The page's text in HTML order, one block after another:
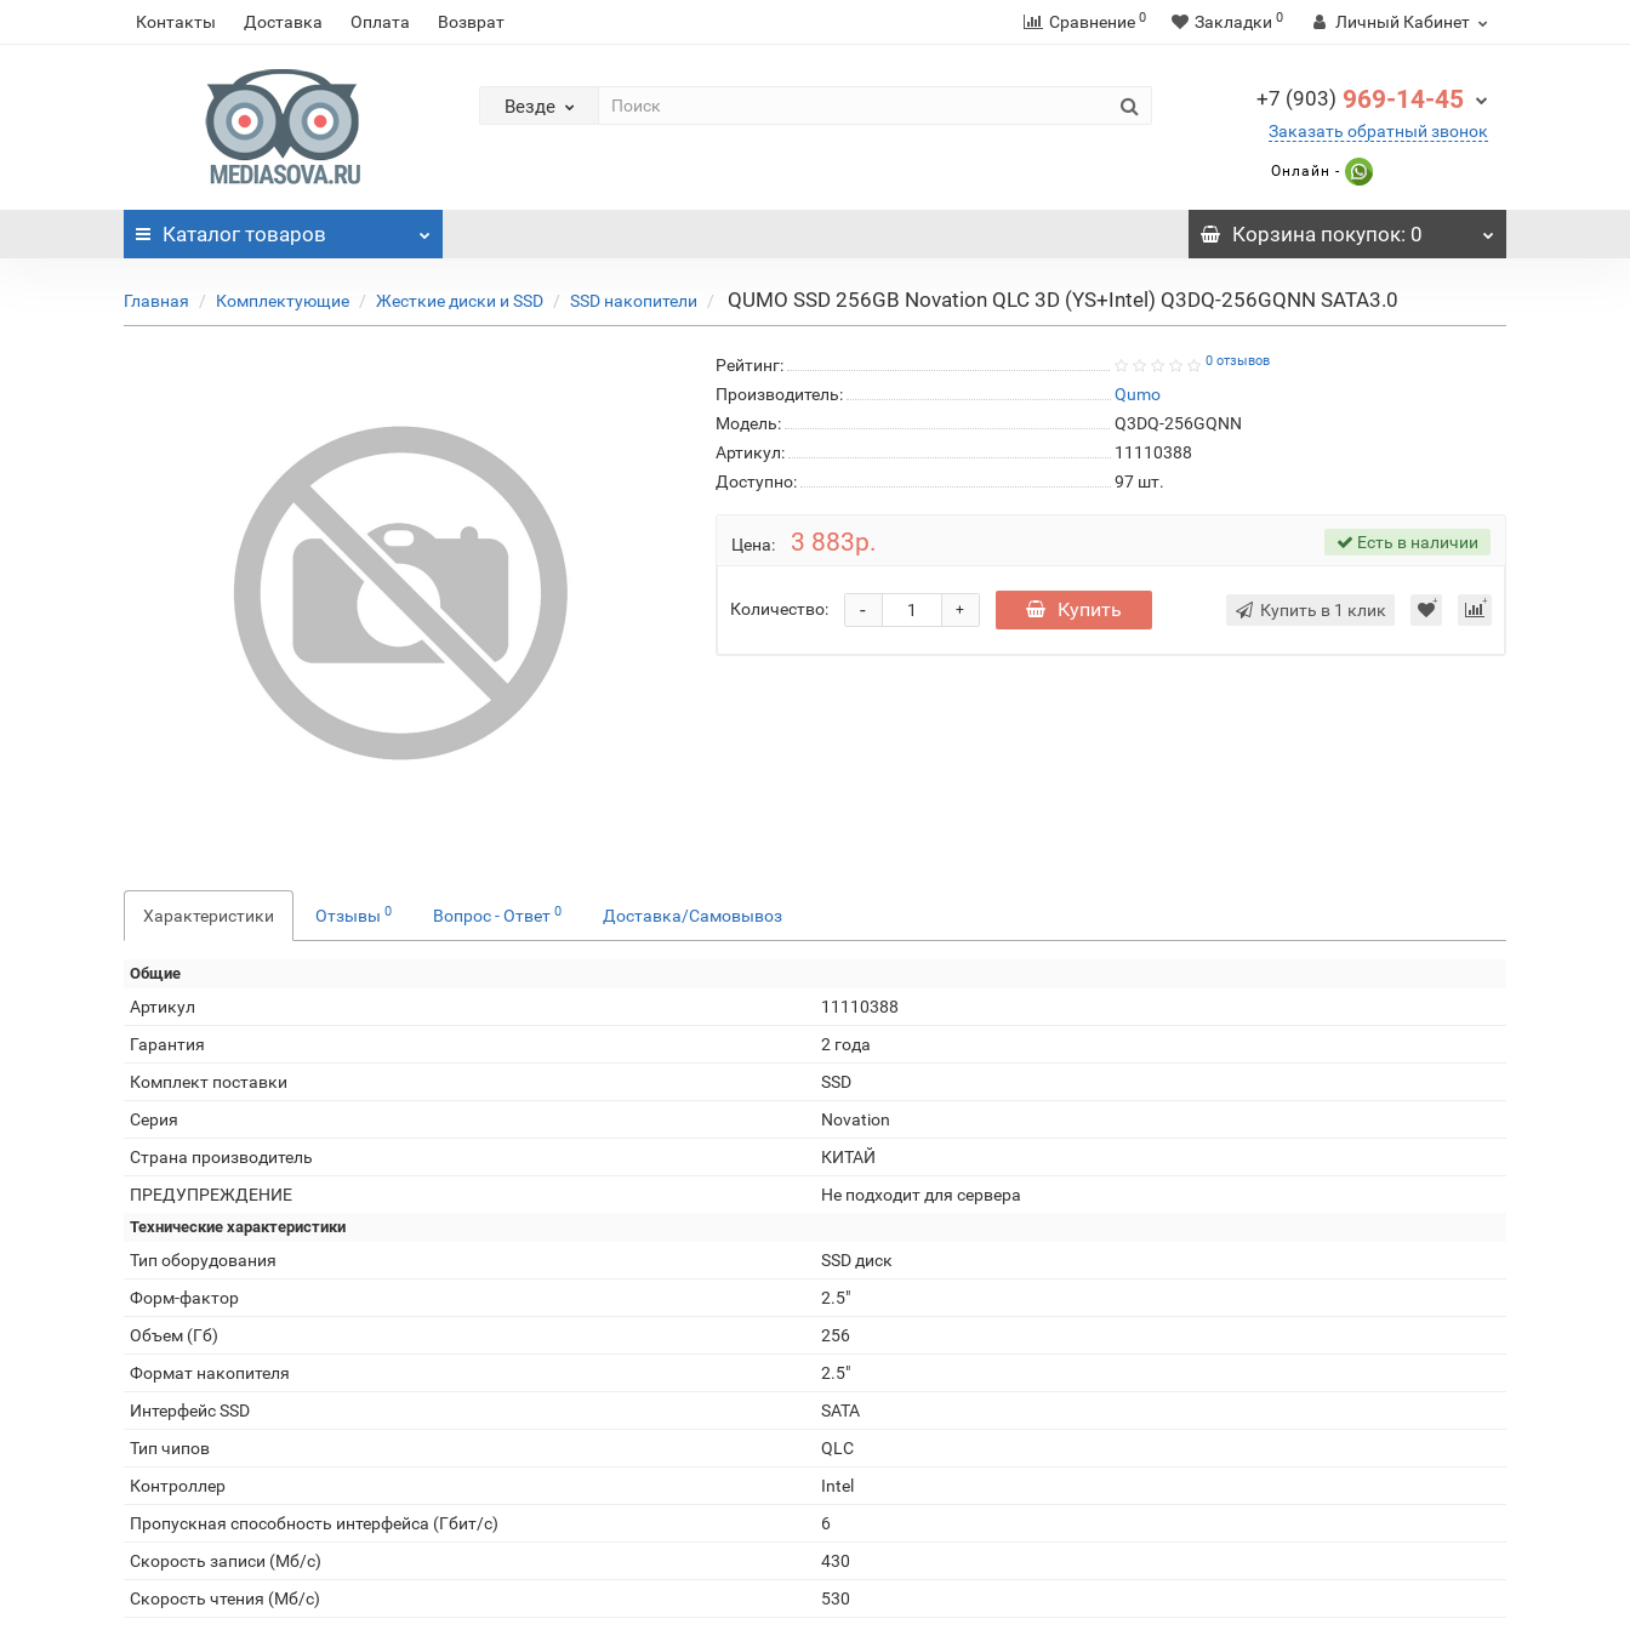
Контакты Доставка Оплата Возврат Сравнение 0 Закладки 0 Личный Кабинет
Везде +7 (903) 969-14-45
Заказать обратный звонок
Онлайн -
Каталог товаров Корзинапокупок: 0
Главная Комплектующие Жесткие диски и SSD SSD накопители QUMO SSD 256GB Novation QLC 3D (YS+Intel) Q3DQ-256GQNN SATA3.0
Рейтинг: 0 отзывов
Производитель:
Qumo
Модель:
Q3DQ-256GQNN
Артикул:
11110388
Доступно:
97шт.
Цена: 3 883р. Есть в наличии
Количество: +
- Купить Купить в 1 клик
Характеристики Отзывы 0 Вопрос - Ответ 0 Доставка/Самовывоз
Общие
Артикул
11110388
Гарантия
2 года
Комплект поставки
SSD
Серия
Novation
Страна производитель
КИТАЙ
ПРЕДУПРЕЖДЕНИЕ
Не подходит для сервера
Технические характеристики
Тип оборудования
SSD диск
Форм-фактор
2.5"
Объем (Гб)
256
Формат накопителя
2.5"
Интерфейс SSD
SATA
Тип чипов
QLC
Контроллер
Intel
Пропускная способность интерфейса (Гбит/с)
6
Скорость записи (Мб/с)
430
Скорость чтения (Мб/с)
530